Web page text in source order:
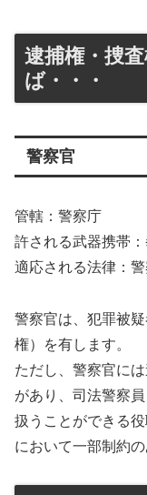
逮捕権・捜
ば・・・
警察官
管轄：警察庁
許される武器携帯
適応される法律：
警察官は、犯罪被
権）を有します。
ただし、警察官に
があり、司法警察
扱うことができる
において一部制約